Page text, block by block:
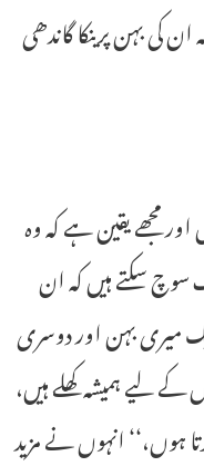
کی بہن پرینکا گاندھی
مجھے یقین ہے کہ وہ
سوچ سکتے ہیں کہ ان
میری بہن اور دوسری
لیے ہمیشہ کھلے ہیں،
ہوں،‘‘ انہوں نے مزید